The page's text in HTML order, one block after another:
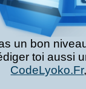
un bon
toi aussi
CodeLyoko.Fr